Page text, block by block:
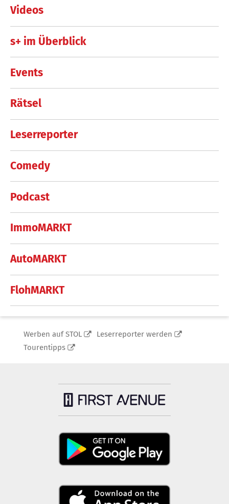
Videos
s+ im Überblick
Events
Rätsel
Leserreporter
Comedy
Podcast
ImmoMARKT
AutoMARKT
FlohMARKT
Werben auf STOL
Leserreporter werden
Tourentipps